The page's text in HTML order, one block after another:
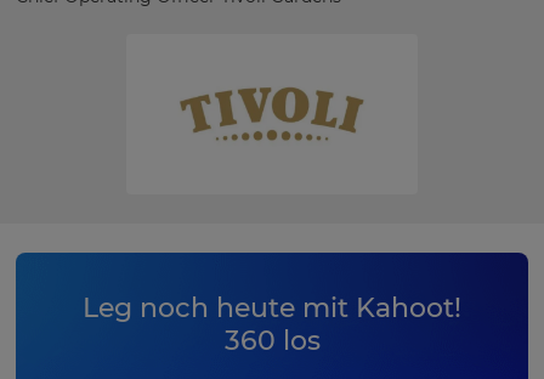
Leg noch heute mit Kahoot!
360 los